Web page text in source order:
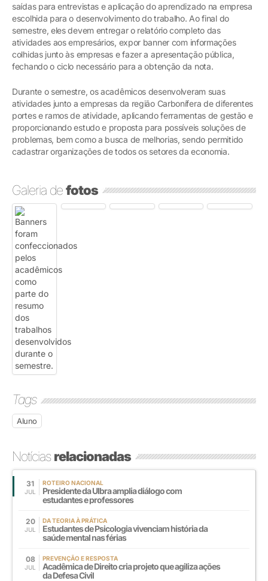
saídas para entrevistas e aplicação do aprendizado na empresa
escolhida para o desenvolvimento do trabalho. Ao final do
semestre, eles devem entregar o relatório completo das
atividades aos empresários, expor banner com informações
colhidas junto às empresas e fazer a apresentação pública,
fechando o ciclo necessário para a obtenção da nota.
Durante o semestre, os acadêmicos desenvolveram suas
atividades junto a empresas da região Carbonífera de diferentes
portes e ramos de atividade, aplicando ferramentas de gestão e
proporcionando estudo e proposta para possíveis soluções de
problemas, bem como a busca de melhorias, sendo permitido
cadastrar organizações de todos os setores da economia.
Galeria defotos
Tags
Aluno
Notíciasrelacionadas
31
JUL
ROTEIRO NACIONAL
Presidente da Ulbra amplia diálogo com
estudantes e professores
20
JUL
DA TEORIA À PRÁTICA
Estudantes de Psicologia vivenciam história da
saúde mental nas férias
08
JUL
PREVENÇÃO E RESPOSTA
Acadêmica de Direito cria projeto que agiliza ações
da Defesa Civil